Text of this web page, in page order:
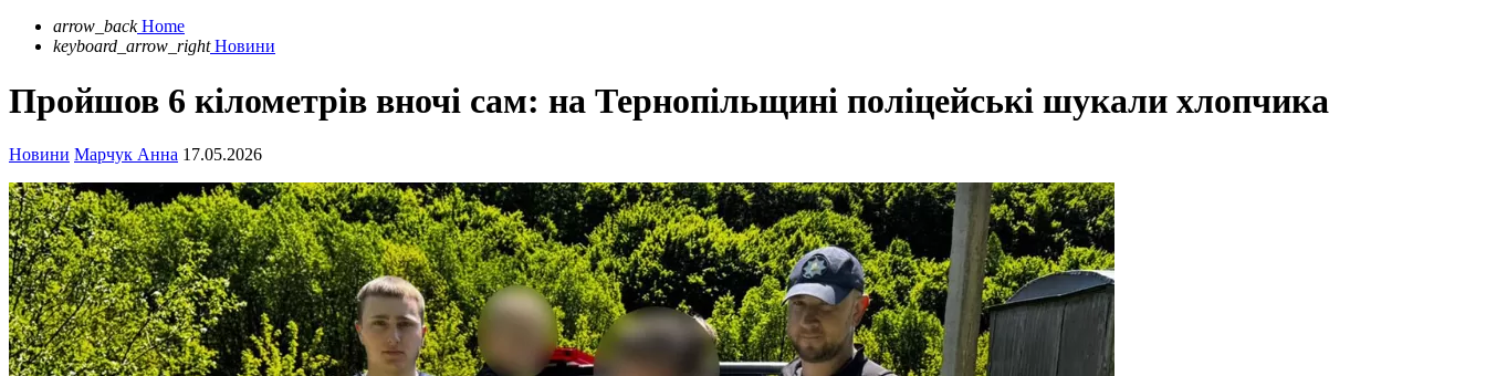
arrow_back Home
keyboard_arrow_right Новини
Пройшов 6 кілометрів вночі сам: на Тернопільщині поліцейські шукали хлопчика
Новини Марчук Анна 17.05.2026